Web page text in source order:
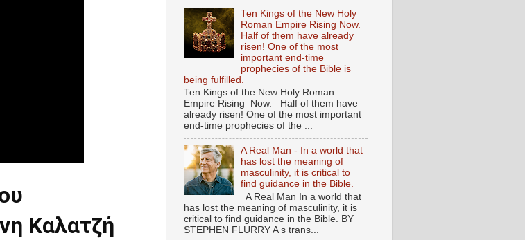
Καλατζή
Ten Kings of the New Holy
Roman Empire Rising Now.
Half of them have already
risen! One of the most
important end-time
prophecies of the Bible is
being fulfilled.
Ten Kings of the New Holy Roman
Empire Rising Now. Half of them have
already risen! One of the most important
end-time prophecies of the ...
A Real Man - In a world that
has lost the meaning of
masculinity, it is critical to
find guidance in the Bible.
A Real Man In a world that
has lost the meaning of masculinity, it is
critical to find guidance in the Bible. BY
STEPHEN FLURRY A s trans...